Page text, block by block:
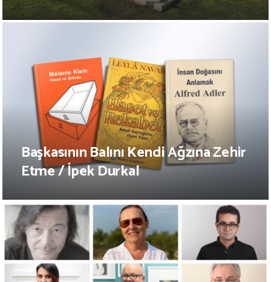
Başkasının Balını Kendi Ağzına Zehir
Etme / İpek Durkal